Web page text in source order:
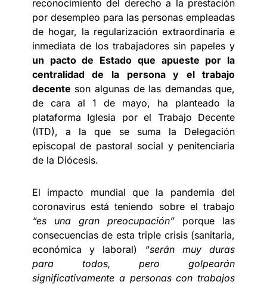
reconocimiento del derecho a la prestación
por desempleo para las personas empleadas
de hogar, la regularización extraordinaria e
inmediata de los trabajadores sin papeles y
un pacto de Estado que apueste por la
centralidad de la persona y el trabajo
decente son algunas de las demandas que,
de cara al 1 de mayo, ha planteado la
plataforma Iglesia por el Trabajo Decente
(ITD), a la que se suma la Delegación
episcopal de pastoral social y penitenciaria
de la Diócesis.
El impacto mundial que la pandemia del
coronavirus está teniendo sobre el trabajo
“es una gran preocupación” porque las
consecuencias de esta triple crisis (sanitaria,
económica y laboral) “serán muy duras
para todos, pero golpearán
significativamente a personas con trabajos